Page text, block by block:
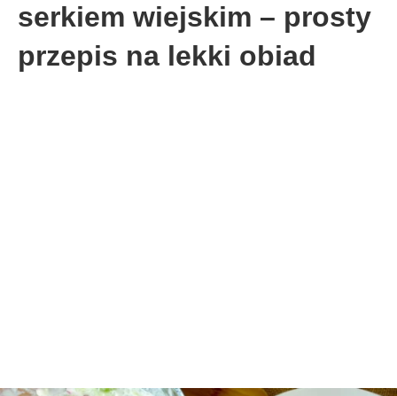
serkiem wiejskim – prosty
przepis na lekki obiad